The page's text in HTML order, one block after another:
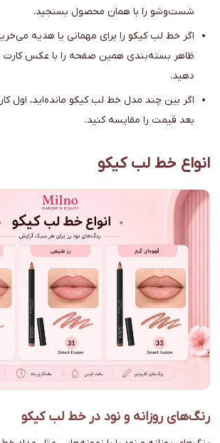
شست‌وشو را با همان محصول بسنجید.
اگر خط لب کیکو را برای مهمانی یا هدیه
ظاهر بسته‌بندی همین صفحه را با عکس
دهید.
اگر بین چند مدل خط لب کیکو مانده‌اید، اول
بعد قیمت را مقایسه کنید.
انواع خط لب کیکو
رنگ‌های روزانه و نود در خط لب کیکو